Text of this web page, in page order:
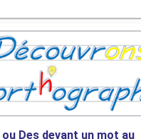
bon pour notre
avec le
nominal. Il recevra
ou Des devant un mot au